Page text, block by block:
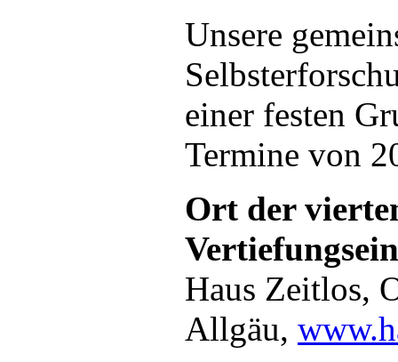
Unsere
einer festen
Termine von
Ort der
Haus Zeitlos,
Allgäu,